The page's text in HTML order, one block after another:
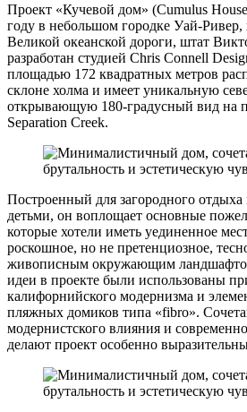
Проект «Кучевой дом» (Cumulus
году в небольшом городке Уай-
Великой океанской дороги, штат
разработан студией Chris Connell
площадью 172 квадратных метров
склоне холма и имеет уникальную
открывающую 180-градусный вид на
Separation Creek.
Построенный для загородного
детьми, он воплощает основные
которые хотели иметь уединенное
роскошное, но не претенциозное,
живописным окружающим
идеи в проекте были использованы
калифорнийского модернизма и
пляжных домиков типа «fibro».
модернистского влияния и
делают проект особенно